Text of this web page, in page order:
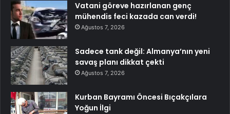
Vatani göreve hazırlanan genç
mühendis feci kazada can verdi!
Ağustos 7, 2026
Sadece tank değil: Almanya’nın yeni
savaş planı dikkat çekti
Ağustos 7, 2026
Kurban Bayramı Öncesi Bıçakçılara
Yoğun İlgi